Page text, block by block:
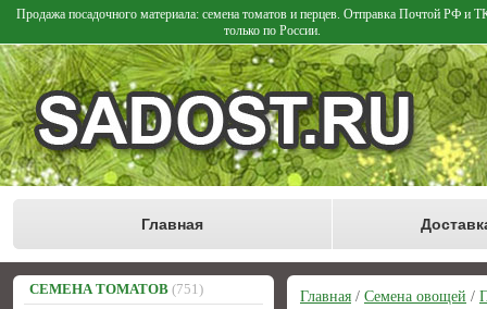
Продажа посадочного материала: семена томатов и перцев. Отправка Почтой РФ и
только по России.
Главная
СЕМЕНА ТОМАТОВ (751) Главная / Семена овощей /